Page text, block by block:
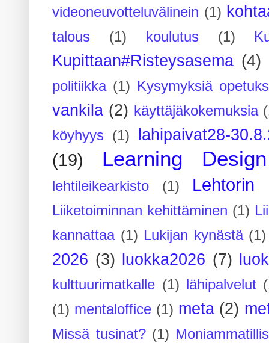
videoneuvotteluvälinein (1)
talous (1) koulutus (1)
Kupittaan#Risteysasema (4)
politiikka (1) Kysymyksiä
vankila (2) käyttäjäkokemuksia
köyhyys
(1) lahipaivat28-
(19) Learning Design
lehtileikearkisto (1) Lehtorin
Liiketoiminnan kehittäminen (1)
kannattaa (1) Lukijan kynästä (1)
2026 (3) luokka2026 (7)
kulttuurimatkalle (1) lähipalvelut
(1) mentaloffice (1) meta (2)
Missä tusinat? (1)